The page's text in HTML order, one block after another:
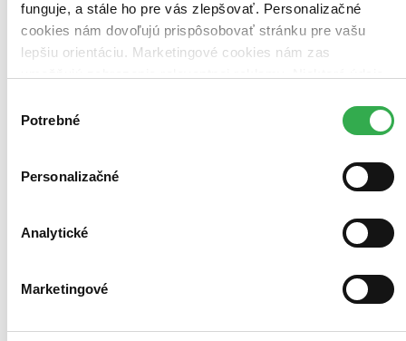
funguje, a stále ho pre vás zlepšovať. Personalizačné
cookies nám dovoľujú prispôsobovať stránku pre vašu
lepšiu orientáciu. Marketingové cookies nám zas
keby sme mohli používať všetky tieto cookies. Ďakujeme!
súhlasu
Potrebné
Personalizačné
Analytické
Marketingové